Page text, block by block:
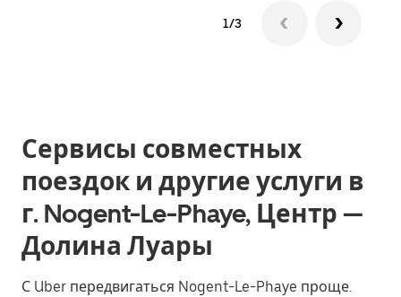
1/3
Сервисы совместных
поездок и другие услуги в
г. Nogent-Le-Phaye, Центр —
Долина Луары
С Uber передвигаться Nogent-Le-Phaye проще.